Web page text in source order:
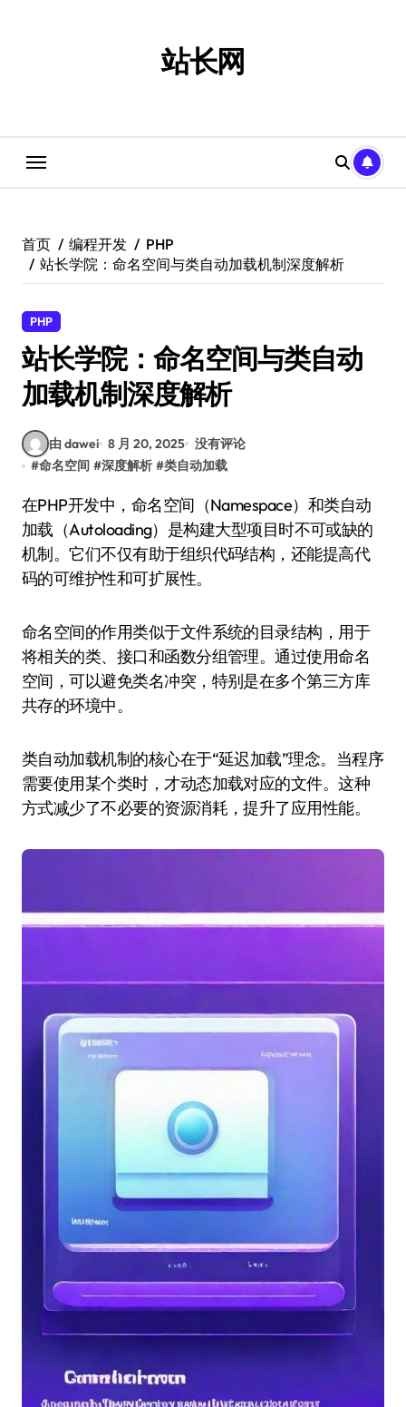
站长网
首页 编程开发
PHP
站长学院：命名空间与类自动加载机制深度解析
PHP
站长学院：命名空间与类自动
加载机制深度解析
由 dawei 8 月 20, 2025 没有评论
#命名空间 #深度解析 #类自动加载
在PHP开发中，命名空间（Namespace）和类自动
加载（Autoloading）是构建大型项目时不可或缺的
机制。它们不仅有助于组织代码结构，还能提高代
码的可维护性和可扩展性。
命名空间的作用类似于文件系统的目录结构，用于
将相关的类、接口和函数分组管理。通过使用命名
空间，可以避免类名冲突，特别是在多个第三方库
共存的环境中。
类自动加载机制的核心在于“延迟加载”理念。当程序
需要使用某个类时，才动态加载对应的文件。这种
方式减少了不必要的资源消耗，提升了应用性能。